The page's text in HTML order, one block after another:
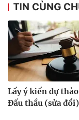
TIN CÙNG
Lấy ý kiến dự
Đấu thầu (sửa đổi)